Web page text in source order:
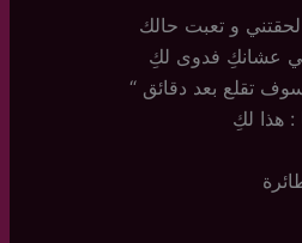
و تعبت حالك
عشانكِ فدوى لكِ
هذا لكِ